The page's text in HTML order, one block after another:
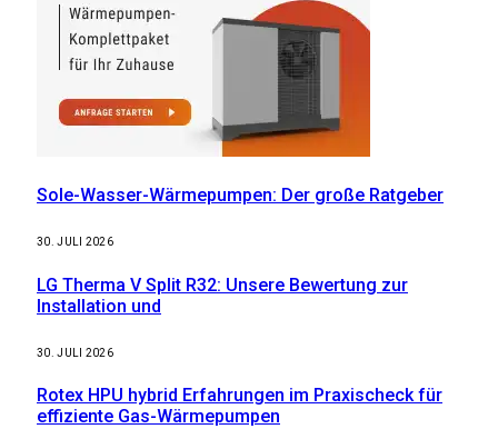
Sole-Wasser-Wärmepumpen: Der große Ratgeber
30. JULI 2026
LG Therma V Split R32: Unsere Bewertung zur
Installation und
30. JULI 2026
Rotex HPU hybrid Erfahrungen im Praxischeck für
effiziente Gas-Wärmepumpen